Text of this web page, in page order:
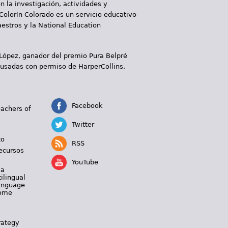
la investigación, actividades y
Colorado es un servicio educativo
y la National Education
ganador del premio Pura Belpré
con permiso de HarperCollins.
of
Facebook
Twitter
RSS
YouTube